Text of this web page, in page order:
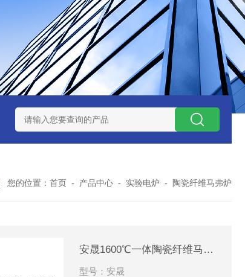
验用热失重马弗炉 实验室小型高温马弗炉 陶瓷纤维
您的位置： 首页 - 产品中心 - 实验电炉 - 陶瓷纤维马弗炉
安晟1600℃一体陶瓷纤维马弗炉服务
型号：安晟